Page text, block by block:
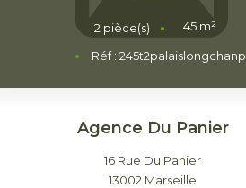
2 pièce(s) 45 m²
Réf : 245t2palaislongchanp
Agence Du Panier
16 Rue Du Panier
13002 Marseille